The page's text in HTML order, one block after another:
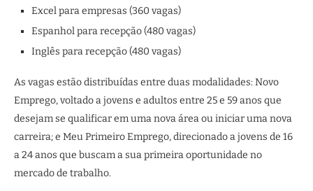
Excel para empresas (360 vagas)
Espanhol para recepção (480 vagas)
Inglês para recepção (480 vagas)
As vagas estão distribuídas entre duas modalidades: Novo
Emprego, voltado a jovens e adultos entre 25 e 59 anos que
desejam se qualificar em uma nova área ou iniciar uma nova
carreira; e Meu Primeiro Emprego, direcionado a jovens de 16
a 24 anos que buscam a sua primeira oportunidade no
mercado de trabalho.